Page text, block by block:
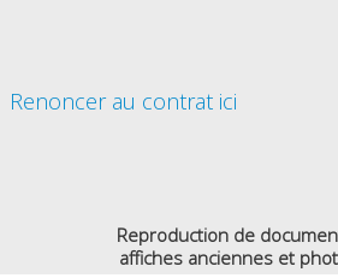
Renoncer au contrat ici
Reproduction de
affiches anciennes et